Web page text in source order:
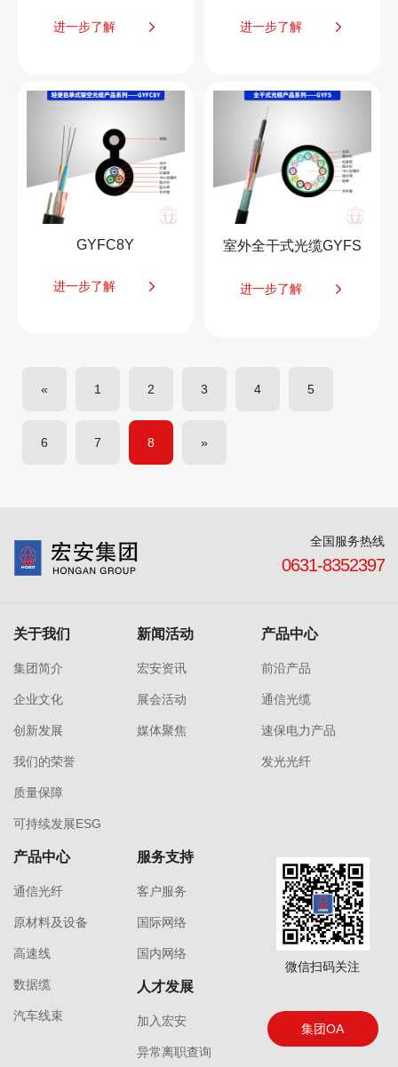
进一步了解 进一步了解
GYFC8Y
进一步了解
室外全干式光缆GYFS
进一步了解
« 1 2 3 4 5
6 7 8 »
全国服务热线
0631-8352397
关于我们
集团简介
企业文化
创新发展
我们的荣誉
质量保障
可持续发展ESG
新闻活动
宏安资讯
展会活动
媒体聚焦
产品中心
前沿产品
通信光缆
速保电力产品
发光光纤
产品中心
通信光纤
原材料及设备
高速线
数据缆
汽车线束
服务支持
客户服务
国际网络
国内网络
人才发展
加入宏安
异常离职查询
微信扫码关注
集团OA